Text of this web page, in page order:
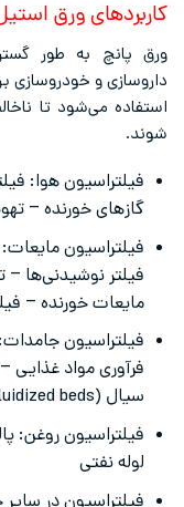
کاربردهای ورق
ورق پانچ به طور
داروسازی و خودروسازی
استفاده می‌شود تا
شوند.
فیلتراسیون هوا:
گازهای خورنده –
فیلتراسیون
فیلتر نوشیدنی‌ها
مایعات خورنده –
فیلتراسیون
فرآوری مواد غذایی
سیال (Fluidized beds)
فیلتراسیون روغن:
لوله نفتی